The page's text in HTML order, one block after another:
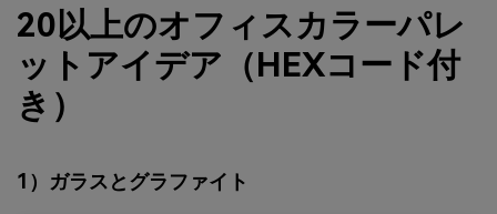
20以上のオフィスカラーパレ
ットアイデア（HEXコード付
き）
1）ガラスとグラファイト